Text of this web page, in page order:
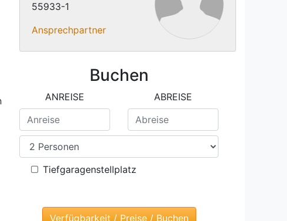
55933-1
Ansprechpartner
Buchen
ANREISE ABREISE
Tiefgaragenstellplatz